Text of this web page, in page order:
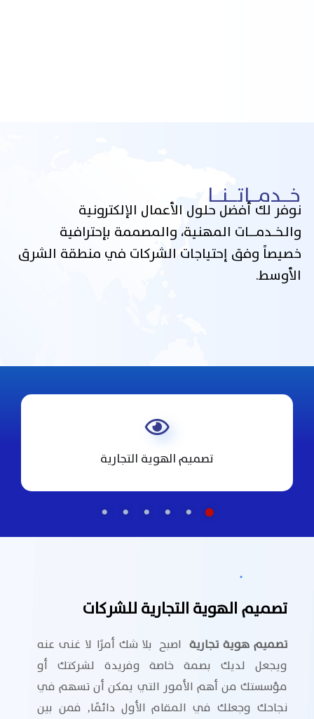
نوفر لك أفضل حلول الأعمال الإلكترونية
والـخـــدمـــــات المهنية، والمصممة بإحترافية
خصيصاً وفق إحتياجات الشركات في منطقة الشرق
الأوسط.
خـــدمـــاتـــنـــا
تصميم الهوية التجارية
تصميم الهوية التجارية للشركات
تصميم هوية تجارية اصبح بلا شك أمرًا لا غنى عنه
ويجعل لديك بصمة خاصة وفريدة لشركتك أو
مؤسستك من أهم الأمور التي يمكن أن تسهم في
نجاحك وجعلك في المقام الأول دائمًا, فمن بين